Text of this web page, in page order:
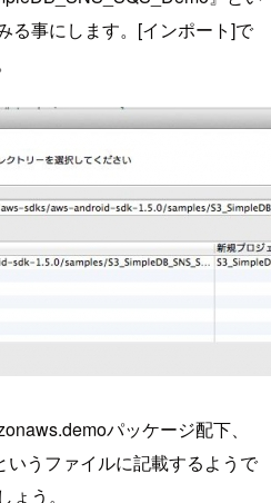
る事にします。[インポート]で
パッケージ配下、
うファイルに記載するようで
う。